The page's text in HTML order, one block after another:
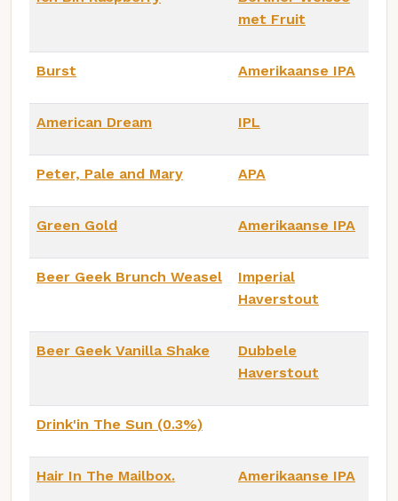
met Fruit
Burst Amerikaanse IPA
American Dream IPL
Peter, Pale and Mary APA
Green Gold Amerikaanse IPA
Beer Geek Brunch Weasel
Imperial
Haverstout
Beer Geek Vanilla Shake
Dubbele
Haverstout
Drink'in The Sun (0.3%)
Hair In The Mailbox. Amerikaanse IPA